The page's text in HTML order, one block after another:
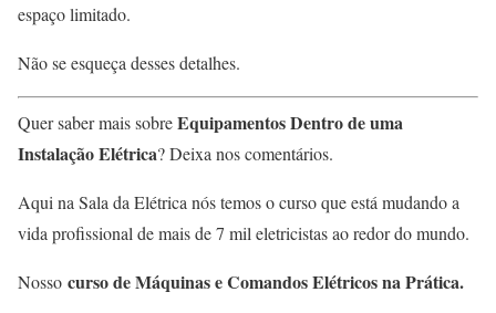
espaço limitado.
Não se esqueça desses detalhes.
Quer saber mais sobreEquipamentos Dentro de uma
Instalação Elétrica? Deixa nos comentários.
Aqui na Sala da Elétrica nós temos o curso que está mudando a
vida profissional de mais de 7 mil eletricistas ao redor do mundo.
Nosso curso de Máquinas e Comandos Elétricos na Prática.